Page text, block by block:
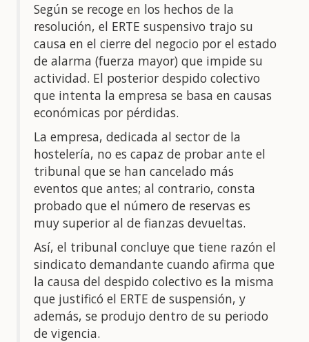
Según se recoge en los hechos de la
resolución, el ERTE suspensivo trajo su
causa en el cierre del negocio por el estado
de alarma (fuerza mayor) que impide su
actividad. El posterior despido colectivo
que intenta la empresa se basa en causas
económicas por pérdidas.
La empresa, dedicada al sector de la
hostelería, no es capaz de probar ante el
tribunal que se han cancelado más
eventos que antes; al contrario, consta
probado que el número de reservas es
muy superior al de fianzas devueltas.
Así, el tribunal concluye que tiene razón el
sindicato demandante cuando afirma que
la causa del despido colectivo es la misma
que justificó el ERTE de suspensión, y
además, se produjo dentro de su periodo
de vigencia.